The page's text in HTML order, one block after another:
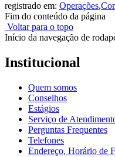
registrado em: Operações,
Fim do conteúdo da página
Voltar para o topo
Início da navegação de
Institucional
Quem somos
Conselhos
Estágios
Serviço de
Perguntas Frequentes
Telefones
Endereço, Horário de